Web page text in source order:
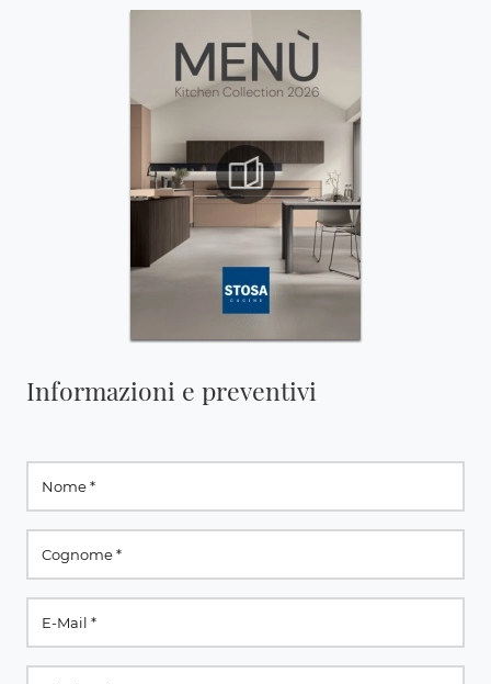
Informazioni e preventivi